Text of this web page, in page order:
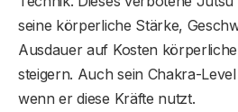
seine körperliche Stärke,
Ausdauer auf Kosten
steigern. Auch sein Chakra-
wenn er diese Kräfte nutzt.